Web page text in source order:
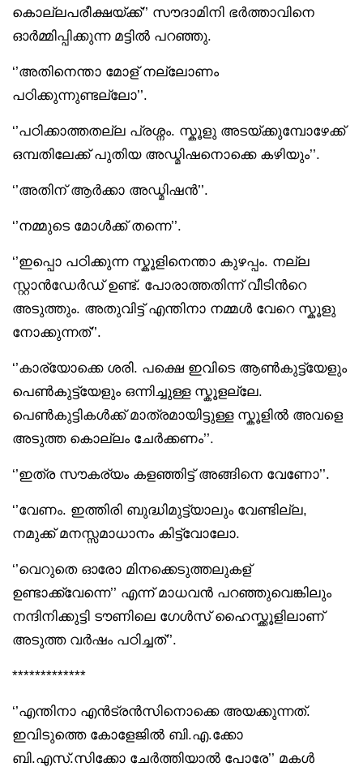
കൊല്ലപരീക്ഷയ്ക്ക്’’ സൗദാമിനി ഭർത്താവിനെ
ഓർമ്മിപ്പിക്കുന്ന മട്ടിൽ പറഞ്ഞു.
‘’അതിനെന്താ മോള് നല്ലോണം
പഠിക്കുന്നുണ്ടല്ലോ’’.
‘’പഠിക്കാത്തതല്ല പ്രശ്നം. സ്കൂളു അടയ്ക്കുമ്പോഴേക്ക്
ഒമ്പതിലേക്ക് പുതിയ അഡ്മിഷനൊക്കെ കഴിയും’’.
‘’അതിന് ആർക്കാ അഡ്മിഷൻ’’.
‘’നമ്മുടെ മോൾക്ക് തന്നെ’’.
‘’ഇപ്പൊ പഠിക്കുന്ന സ്കൂളിനെന്താ കുഴപ്പം. നല്ല
സ്റ്റാൻഡേർഡ് ഉണ്ട്. പോരാത്തതിന്ന് വീടിൻറെ
അടുത്തും. അതുവിട്ട് എന്തിനാ നമ്മൾ വേറെ സ്കൂളു
നോക്കുന്നത്’’.
‘’കാര്യോക്കെ ശരി. പക്ഷെ ഇവിടെ ആൺകുട്ട്യേളും
പെൺകുട്ട്യേളും ഒന്നിച്ചുള്ള സ്കൂളല്ലേ.
പെൺകുട്ടികൾക്ക് മാത്രമായിട്ടുള്ള സ്കൂളിൽ അവളെ
അടുത്ത കൊല്ലം ചേർക്കണം’’.
‘’ഇത്ര സൗകര്യം കളഞ്ഞിട്ട് അങ്ങിനെ വേണോ’’.
‘’വേണം. ഇത്തിരി ബുദ്ധിമുട്ട്യാലും വേണ്ടില്ല,
നമുക്ക് മനസ്സമാധാനം കിട്ട്വോലോ.
‘’വെറുതെ ഓരോ മിനക്കെടുത്തലുകള്
ഉണ്ടാക്ക്വേന്നെ’’ എന്ന് മാധവൻ പറഞ്ഞുവെങ്കിലും
നന്ദിനിക്കുട്ടി ടൗണിലെ ഗേൾസ് ഹൈസ്ക്കൂളിലാണ്
അടുത്ത വർഷം പഠിച്ചത്’’.
*************
‘’എന്തിനാ എൻട്രൻസിനൊക്കെ അയക്കുന്നത്.
ഇവിടുത്തെ കോളേജിൽ ബി.എ.ക്കോ
ബി.എസ്.സിക്കോ ചേർത്തിയാൽ പോരേ’’ മകൾ